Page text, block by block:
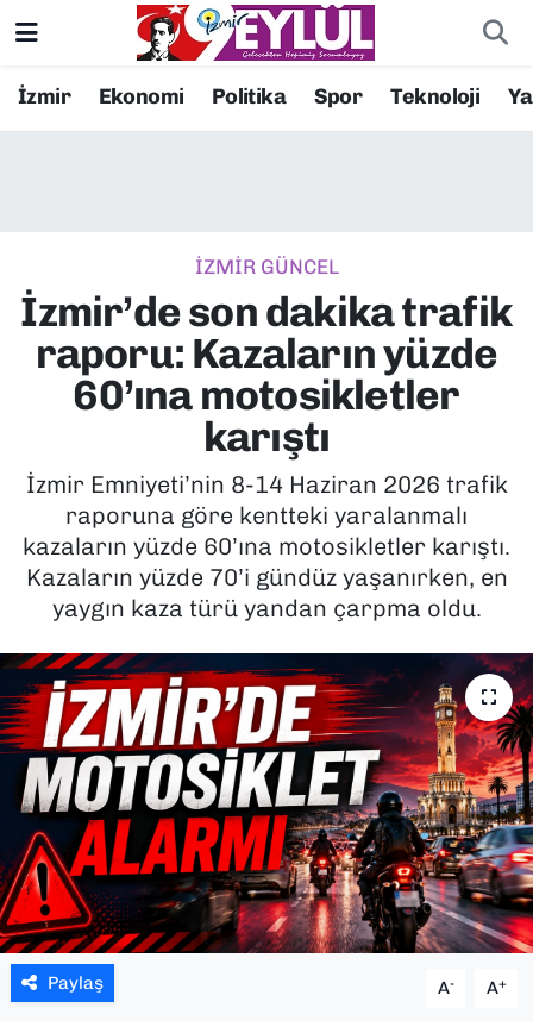
İzmir Ekonomi Politika Spor Teknoloji
İZMİR GÜNCEL
İzmir’de son dakika trafik
raporu: Kazaların yüzde
60’ına motosikletler
karıştı
İzmir Emniyeti’nin 8-14 Haziran 2026 trafik
raporuna göre kentteki yaralanmalı
kazaların yüzde 60’ına motosikletler karıştı.
Kazaların yüzde 70’i gündüz yaşanırken, en
yaygın kaza türü yandan çarpma oldu.
Paylaş A- A+
Resmi İlanlar
EKONOMİ
KÜLTÜR SANAT
POLİTİKA
SAĞLIK
TEKNOLOJİ
YAŞAM
YEREL YÖNETİMLER
Konak Nöbetçi Eczaneler
Süper Lig Puan Durumu ve Fikstür
Tüm Manşetler
Son Dakika Haberleri